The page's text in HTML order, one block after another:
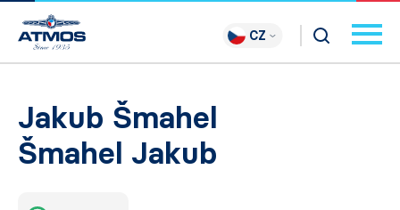
CZ
Jakub Šmahel
Šmahel Jakub